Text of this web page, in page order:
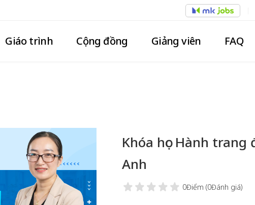
Giáo trình Cộng đồng Giảng viên FAQ
Khóa học Hành
Anh
0Điểm (0Đánh giá)